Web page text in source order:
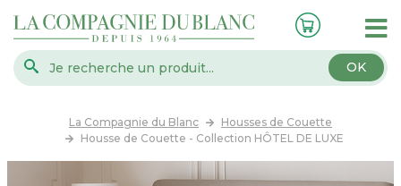
OK
La Compagnie du Blanc
Housses de Couette
Housse de Couette - Collection HÔTEL DE LUXE